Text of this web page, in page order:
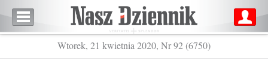
Wtorek, 21 kwietnia 2020, Nr 92 (6750)